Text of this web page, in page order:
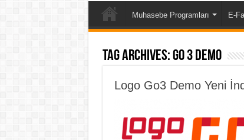
Muhasebe Programları E-
Tag Archives:Go 3 Demo
Logo Go3 Demo Yeni